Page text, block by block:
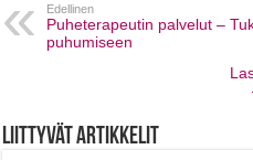
Edellinen
Puheterapeutin palvelut –
puhumiseen
Liittyvät artikkelit